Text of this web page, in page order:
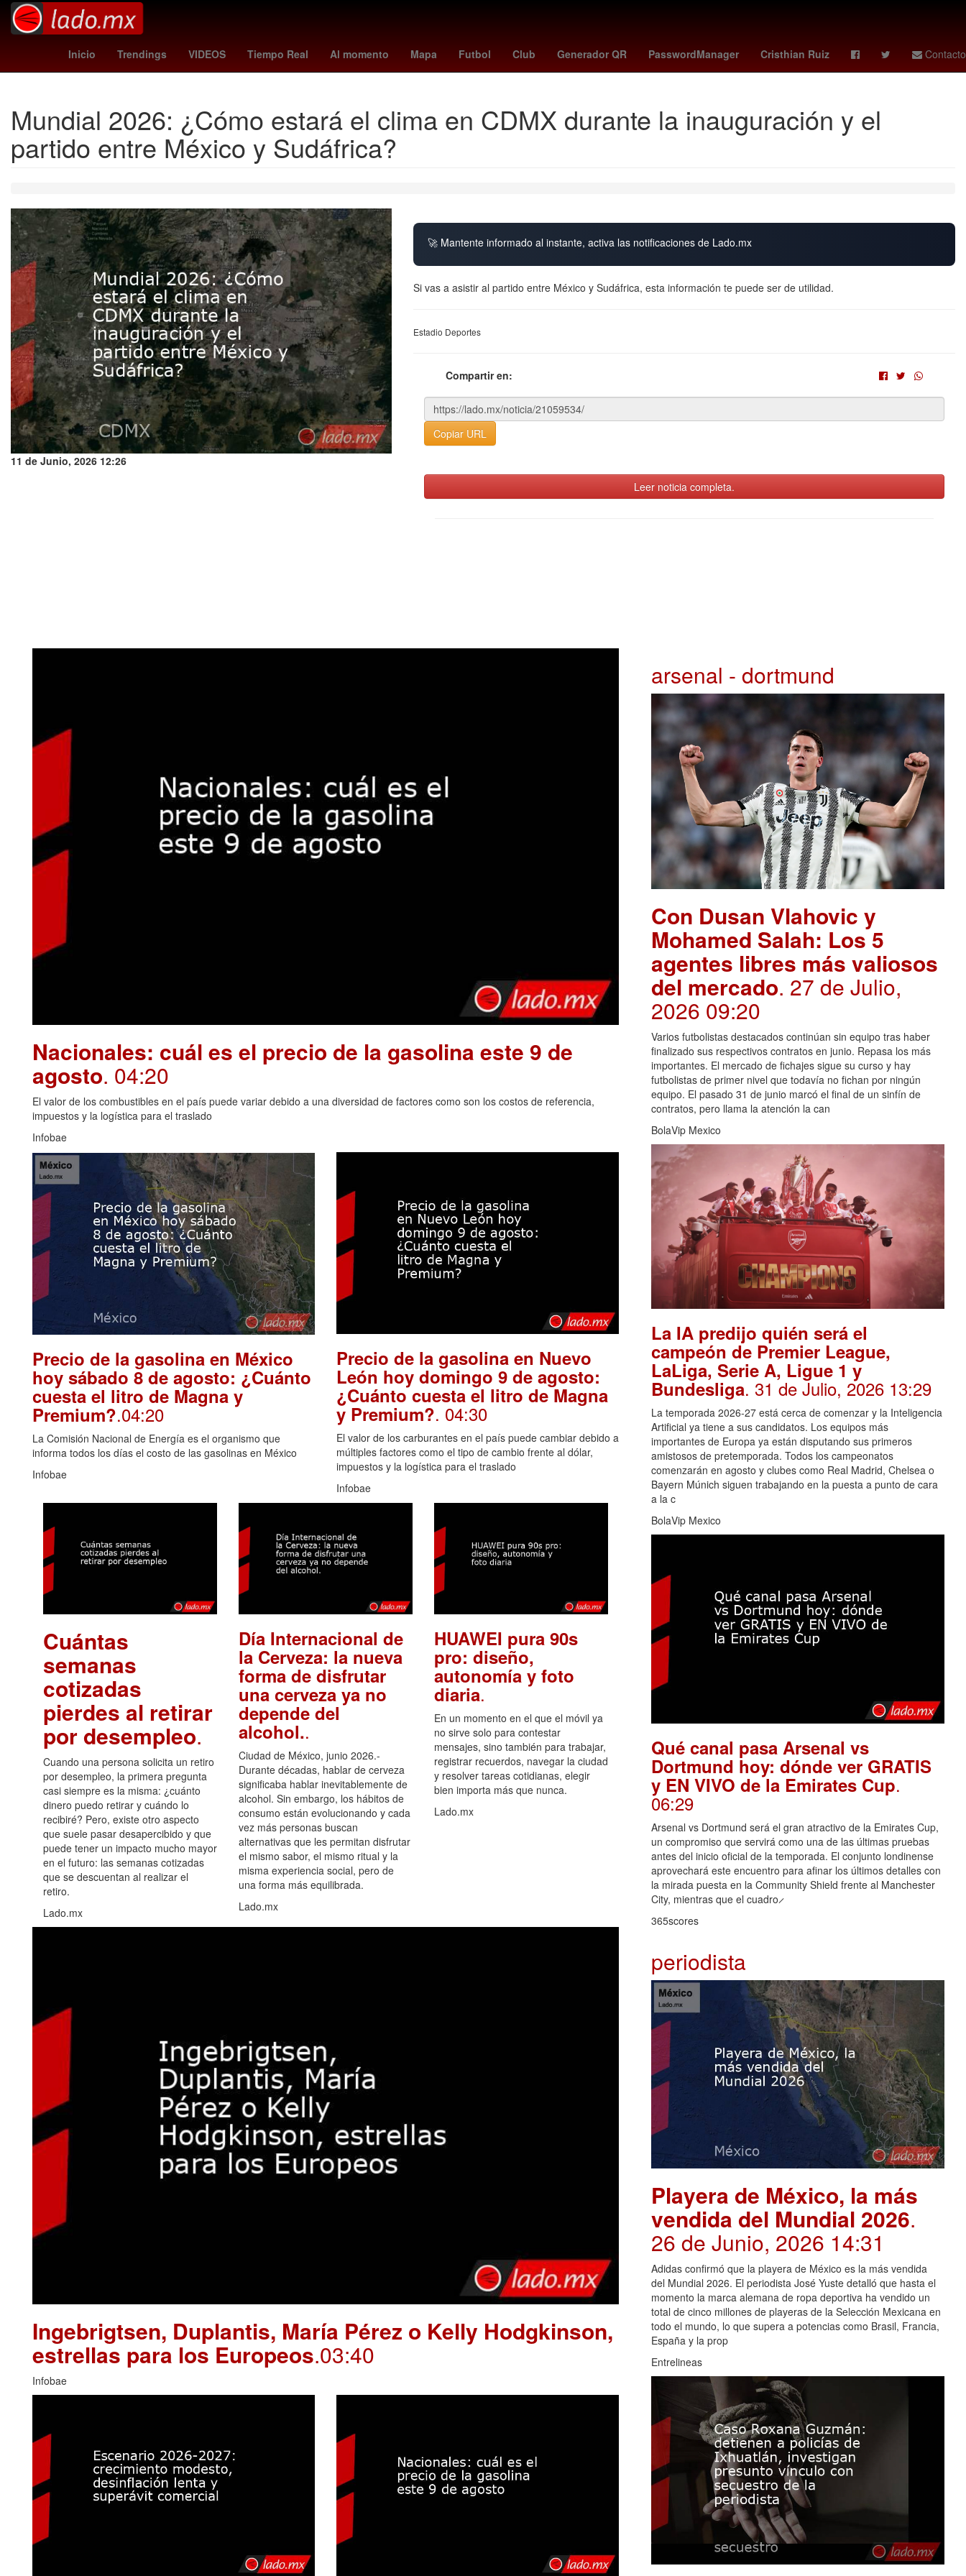
Inicio Trendings VIDEOS Tiempo Real Al momento Mapa Futbol Club Generador QR PasswordManager Cristhian Ruiz Contacto
toluca vs santos China Germán Berterame Rogelio Funes Mori Chihuahua mexico vs 26 de marzo Colombia Inundación LeBron James
Mundial 2026: ¿Cómo estará el clima en CDMX durante la inauguración y el
partido entre México y Sudáfrica?
11 de Junio, 2026 12:26
🚀 Mantente informado al instante, activa las notificaciones de Lado.mx
Si vas a asistir al partido entre México y Sudáfrica, esta información te puede ser de utilidad.
Estadio Deportes
Compartir en:
Copiar URL
Leer noticia completa.
Nacionales: cuál es el precio de la gasolina este 9 de
agosto. 04:20
El valor de los combustibles en el país puede variar debido a una diversidad de factores como son los costos de referencia,
impuestos y la logística para el traslado
Infobae
Precio de la gasolina en México
hoy sábado 8 de agosto: ¿Cuánto
cuesta el litro de Magna y
Premium?.04:20
La Comisión Nacional de Energía es el organismo que
informa todos los días el costo de las gasolinas en México
Infobae
Precio de la gasolina en Nuevo
León hoy domingo 9 de agosto:
¿Cuánto cuesta el litro de Magna
y Premium?. 04:30
El valor de los carburantes en el país puede cambiar debido a
múltiples factores como el tipo de cambio frente al dólar,
impuestos y la logística para el traslado
Infobae
Cuántas
semanas
cotizadas
pierdes al retirar
por desempleo.
Cuando una persona solicita un retiro
por desempleo, la primera pregunta
casi siempre es la misma: ¿cuánto
dinero puedo retirar y cuándo lo
recibiré? Pero, existe otro aspecto
que suele pasar desapercibido y que
puede tener un impacto mucho mayor
en el futuro: las semanas cotizadas
que se descuentan al realizar el
retiro.
Lado.mx
Día Internacional de
la Cerveza: la nueva
forma de disfrutar
una cerveza ya no
depende del
alcohol..
Ciudad de México, junio 2026.-
Durante décadas, hablar de cerveza
significaba hablar inevitablemente de
alcohol. Sin embargo, los hábitos de
consumo están evolucionando y cada
vez más personas buscan
alternativas que les permitan disfrutar
el mismo sabor, el mismo ritual y la
misma experiencia social, pero de
una forma más equilibrada.
Lado.mx
HUAWEI pura 90s
pro: diseño,
autonomía y foto
diaria.
En un momento en el que el móvil ya
no sirve solo para contestar
mensajes, sino también para trabajar,
registrar recuerdos, navegar la ciudad
y resolver tareas cotidianas, elegir
bien importa más que nunca.
Lado.mx
Ingebrigtsen, Duplantis, María Pérez o Kelly Hodgkinson,
estrellas para los Europeos.03:40
Infobae
arsenal - dortmund
Con Dusan Vlahovic y
Mohamed Salah: Los 5
agentes libres más valiosos
del mercado. 27 de Julio,
2026 09:20
Varios futbolistas destacados continúan sin equipo tras haber
finalizado sus respectivos contratos en junio. Repasa los más
importantes. El mercado de fichajes sigue su curso y hay
futbolistas de primer nivel que todavía no fichan por ningún
equipo. El pasado 31 de junio marcó el final de un sinfín de
contratos, pero llama la atención la can
BolaVip Mexico
La IA predijo quién será el
campeón de Premier League,
LaLiga, Serie A, Ligue 1 y
Bundesliga. 31 de Julio, 2026 13:29
La temporada 2026-27 está cerca de comenzar y la Inteligencia
Artificial ya tiene a sus candidatos. Los equipos más
importantes de Europa ya están disputando sus primeros
amistosos de pretemporada. Todos los campeonatos
comenzarán en agosto y clubes como Real Madrid, Chelsea o
Bayern Múnich siguen trabajando en la puesta a punto de cara
a la c
BolaVip Mexico
Qué canal pasa Arsenal vs
Dortmund hoy: dónde ver GRATIS
y EN VIVO de la Emirates Cup.
06:29
Arsenal vs Dortmund será el gran atractivo de la Emirates Cup,
un compromiso que servirá como una de las últimas pruebas
antes del inicio oficial de la temporada. El conjunto londinense
aprovechará este encuentro para afinar los últimos detalles con
la mirada puesta en la Community Shield frente al Manchester
City, mientras que el cuadro ̷
365scores
periodista
Playera de México, la más
vendida del Mundial 2026.
26 de Junio, 2026 14:31
Adidas confirmó que la playera de México es la más vendida
del Mundial 2026. El periodista José Yuste detalló que hasta el
momento la marca alemana de ropa deportiva ha vendido un
total de cinco millones de playeras de la Selección Mexicana en
todo el mundo, lo que supera a potencias como Brasil, Francia,
España y la prop
Entrelineas